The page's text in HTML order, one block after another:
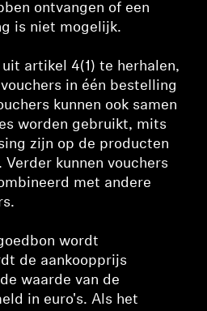
ontvangen of een
is niet mogelijk.
artikel 4(1) te herhalen,
in één bestelling
kunnen ook samen
worden gebruikt, mits
zijn op de producten
kunnen vouchers
met andere
wordt
de aankoopprijs
waarde van de
in euro's. Als het